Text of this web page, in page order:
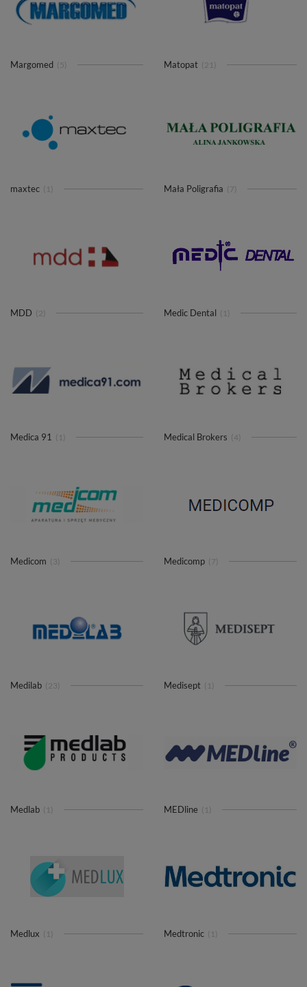
Margomed (5) Matopat (21)
maxtec (1) Mała Poligrafia (7)
MDD (2) Medic Dental (1)
Medica 91 (1) Medical Brokers (4)
Medicom (3) Medicomp (7)
Medilab (23) Medisept (1)
Medlab (1) MEDline (1)
Medlux (1) Medtronic (1)